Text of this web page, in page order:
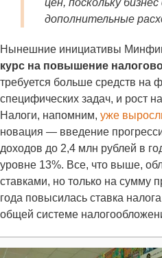
цен, поскольку
дополнительные
Нынешние инициативы
курс на повышение
требуется больше средств на
специфических задач, и рост
Налоги, напомним, уже
новация — введение
доходов до 2,4 млн рублей в
уровне 13%. Все, что выше,
ставками, но только на сумму
года повысилась ставка
общей системе